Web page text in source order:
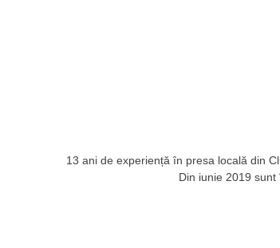
13 ani de experiență în presa locală din
Din iunie 2019